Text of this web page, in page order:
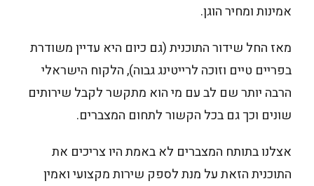
אמינות ומחיר הוגן.
מאז החל שידור התוכנית (גם כיום היא עדיין משודרת
בפריים טיים וזוכה לרייטינג גבוה), הלקוח הישראלי
הרבה יותר שם לב עם מי הוא מתקשר לקבל שירותים
שונים וכך גם בכל הקשור לתחום המצברים.
אצלנו בתותח המצברים לא באמת היו צריכים את
התוכנית הזאת על מנת לספק שירות מקצועי ואמין